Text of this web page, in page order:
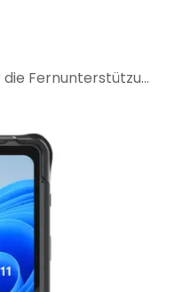
Eigensichere Datenbrillen für die Fernunterstützung durch Experten in explosionsgefährdeten Bereichen